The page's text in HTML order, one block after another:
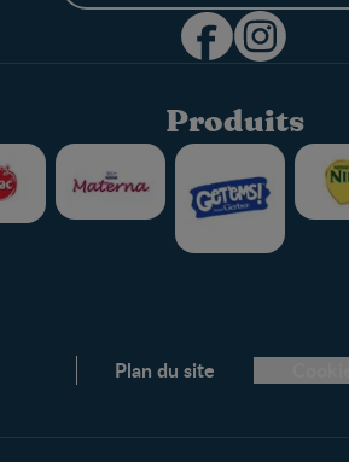
Produits
Plan du site